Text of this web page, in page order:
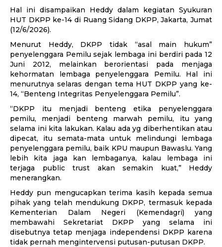
Hal ini disampaikan Heddy dalam kegiatan Syukuran
HUT DKPP ke-14 di Ruang Sidang DKPP, Jakarta, Jumat
(12/6/2026).
Menurut Heddy, DKPP tidak “asal main hukum”
penyelenggara Pemilu sejak lembaga ini berdiri pada 12
Juni 2012, melainkan berorientasi pada menjaga
kehormatan lembaga penyelenggara Pemilu. Hal ini
menurutnya selaras dengan tema HUT DKPP yang ke-
14, “Benteng Integritas Penyelenggara Pemilu”.
“DKPP itu menjadi benteng etika penyelenggara
pemilu, menjadi benteng marwah pemilu, itu yang
selama ini kita lakukan. Kalau ada yg diberhentikan atau
dipecat, itu semata-mata untuk melindungi lembaga
penyelenggara pemilu, baik KPU maupun Bawaslu. Yang
lebih kita jaga kan lembaganya, kalau lembaga ini
terjaga public trust akan semakin kuat,” Heddy
menerangkan.
Heddy pun mengucapkan terima kasih kepada semua
pihak yang telah mendukung DKPP, termasuk kepada
Kementerian Dalam Negeri (Kemendagri) yang
membawahi Sekretariat DKPP yang selama ini
disebutnya tetap menjaga independensi DKPP karena
tidak pernah mengintervensi putusan-putusan DKPP.